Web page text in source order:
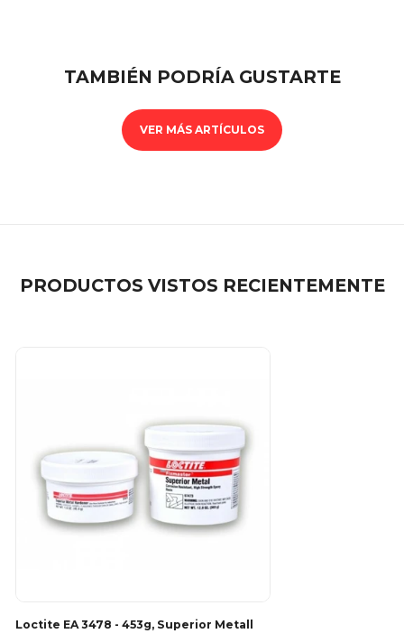
TAMBIÉN PODRÍA GUSTARTE
VER MÁS ARTÍCULOS
PRODUCTOS VISTOS RECIENTEMENTE
Loctite EA 3478 - 453g, Superior Metall